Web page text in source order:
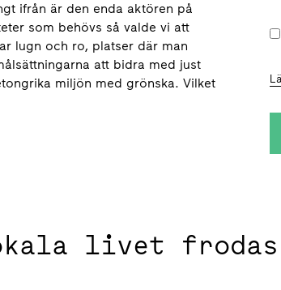
ifrån är den enda aktören på
som behövs så valde vi att
lugn och ro, platser där man
att bidra med just
miljön med grönska. Vilket
livet